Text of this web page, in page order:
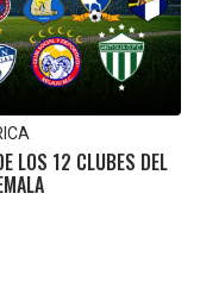
LOS 12 CLUBES DEL